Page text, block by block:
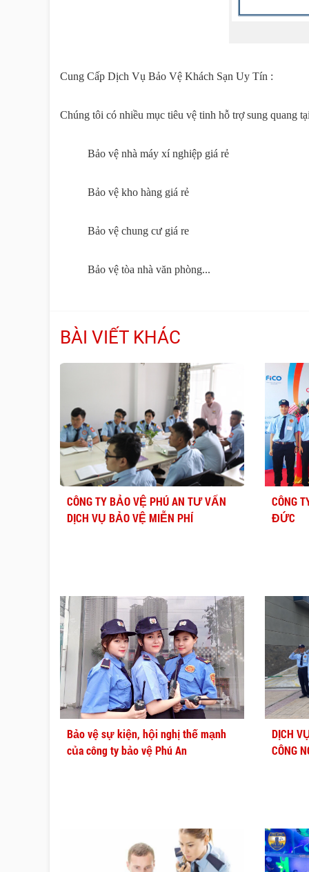
Cung Cấp Dịch Vụ Bảo Vệ Khách Sạn Uy Tín :
Chúng tôi có nhiều mục tiêu vệ tinh hỗ trợ sung
Bảo vệ nhà máy xí nghiệp giá rẻ
Bảo vệ kho hàng giá rẻ
Bảo vệ chung cư giá re
Bảo vệ tòa nhà văn phòng...
BÀI VIẾT KHÁC
CÔNG TY BẢO VỆ PHÚ AN TƯ VẤN
DỊCH VỤ BẢO VỆ MIỄN PHÍ
CÔNG
ĐỨC
Bảo vệ sự kiện, hội nghị thế mạnh
của công ty bảo vệ Phú An
DỊCH
CÔNG